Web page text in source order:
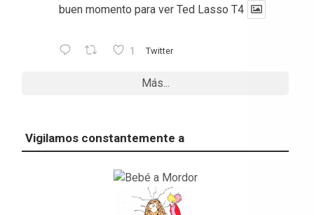
buen momento para ver Ted Lasso T4
1 Twitter
Más...
Vigilamos constantemente a